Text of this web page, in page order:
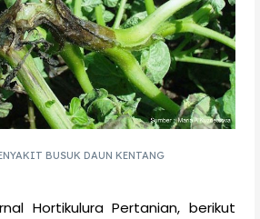
BUSUK DAUN KENTANG
Hortikulura Pertanian, berikut